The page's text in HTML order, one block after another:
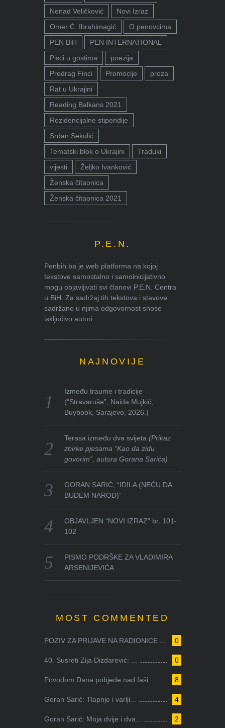
Nenad Veličković
Novi Izraz
Omer Ć. Ibrahimagić
O penovcima
PEN BiH
PEN INTERNATIONAL
Pisci u gostima
poezija
Predrag Finci
Promocije
proza
Rat u Ukrajini
Reading Balkans 2021
Rezidencijalne stipendije
Srđan Sekulić
Tematski blok o Ukrajini
Traduki
vijesti
Željko Ivanković
Ženska čitaonica
Ženska čitaonica 2021
P.E.N.
Penbih.ba je web platforma na kojoj
tekstove samostalno i samoinicijativno
mogu objavljivati svi članovi P.E.N. Centra
u BiH. Za sadržaj tih tekstova i stavove
sadržane u njima odgovornost snose
isključivo autori.
NAJNOVIJE
Između traume i tradicije
(“Stravaruše”, Naida Mujkić,
Buybook, Sarajevo, 2026.)
Terasa između dva svijeta(Prikaz
zbirke pjesama “Kao da zidu
govorim”, autora Gorana Sarića)
GORAN SARIĆ, “IDILA (NEĆU DA
BUDEM NAROD)”
OBJAVLJEN “NOVI IZRAZ” br. 101-
102
PISMO PODRŠKE ZA VLADIMIRA
ARSENIJEVIĆA
MOST COMMENTED
0
POZIV ZA PRIJAVE NA RADIONICE ...
0
40. Susreti Zija Dizdarević: ...
8
Povodom Dana pobjede nad faši...
4
Goran Sarić: Tlapnje i varlji...
2
Goran Sarić: Moja dvije i dva...